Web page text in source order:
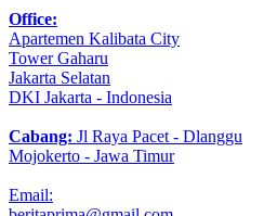
Office:
Apartemen Kalibata City
Tower Gaharu
Jakarta Selatan
DKI Jakarta - Indonesia
Cabang: Jl Raya Pacet - Dlanggu
Mojokerto - Jawa Timur
Email: